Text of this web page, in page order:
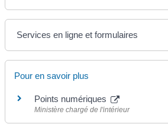
Services en ligne et formulaires
Pour en savoir plus
Points numériques
Ministère chargé de l'intérieur